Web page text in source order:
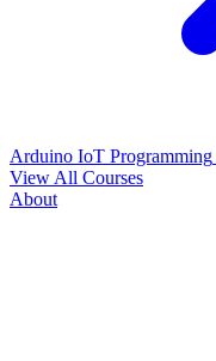
Arduino IoT Programming
View All Courses
About